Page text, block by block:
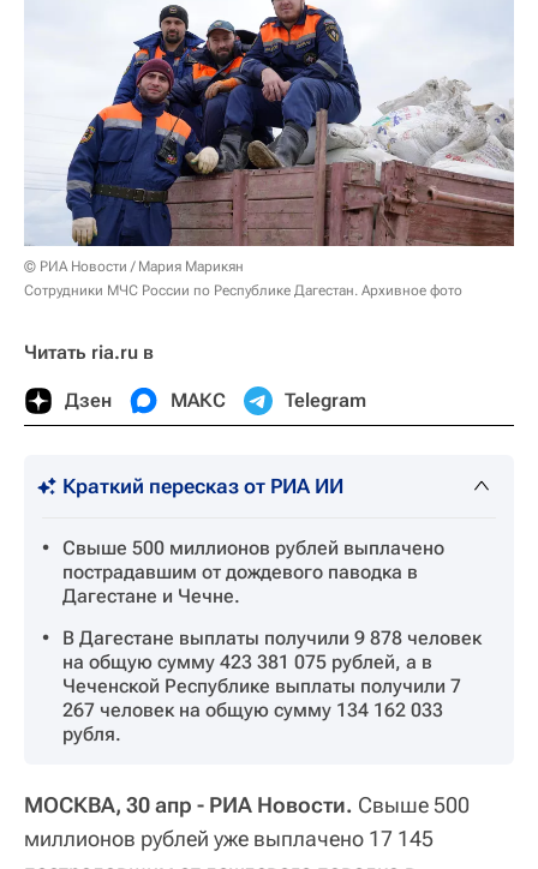
© РИА Новости / Мария Марикян
Сотрудники МЧС России по Республике Дагестан. Архивное фото
Читать ria.ru в
Дзен МАКС Telegram
Краткий пересказ от РИА ИИ
Свыше 500 миллионов рублей выплачено
пострадавшим от дождевого паводка в
Дагестане и Чечне.
В Дагестане выплаты получили 9 878 человек
на общую сумму 423 381 075 рублей, а в
Чеченской Республике выплаты получили 7
267 человек на общую сумму 134 162 033
рубля.
МОСКВА, 30 апр - РИА Новости. Свыше 500
миллионов рублей уже выплачено 17 145